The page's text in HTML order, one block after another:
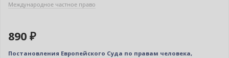
Международное частное право
890 ₽
Постановления Европейского Суда по правам человека,